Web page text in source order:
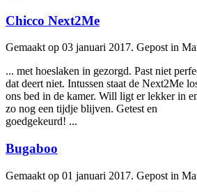
Chicco Next2Me
Gemaakt op 03 januari 2017. Gepost in
... met hoeslaken in gezorgd. Past niet
dat deert niet. Intussen staat de Next2Me
ons bed in de kamer. Will ligt er lekker in
zo nog een tijdje blijven. Getest en
goedgekeurd! ...
Bugaboo
Gemaakt op 01 januari 2017. Gepost in